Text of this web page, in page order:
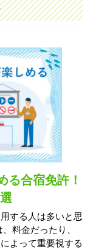
る合宿免許！
する人は多いと思
料金だったり、
よって重要視する